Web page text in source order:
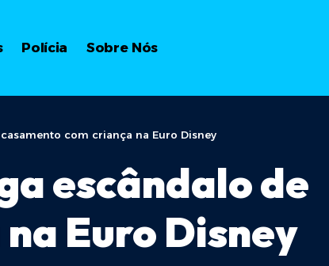
Polícia Sobre Nós
com criança na Euro Disney
escândalo de
Euro Disney